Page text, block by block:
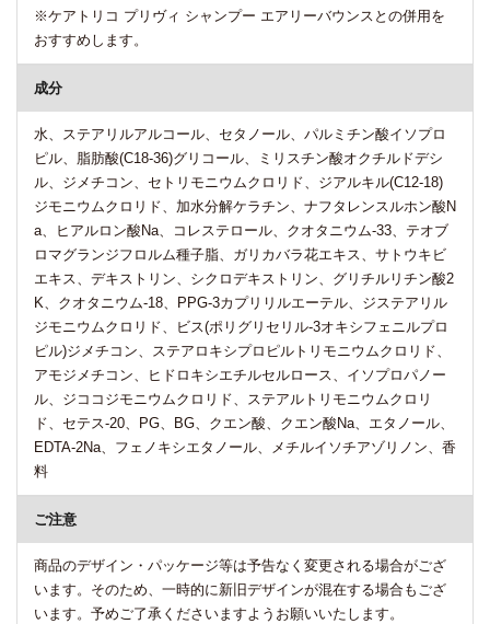
※ケアトリコ プリヴィ シャンプー エアリーバウンスとの併用を
おすすめします。
成分
水、ステアリルアルコール、セタノール、パルミチン酸イソプロ
ピル、脂肪酸(C18-36)グリコール、ミリスチン酸オクチルドデシ
ル、ジメチコン、セトリモニウムクロリド、ジアルキル(C12-18)
ジモニウムクロリド、加水分解ケラチン、ナフタレンスルホン酸N
a、ヒアルロン酸Na、コレステロール、クオタニウム-33、テオブ
ロマグランジフロルム種子脂、ガリカバラ花エキス、サトウキビ
エキス、デキストリン、シクロデキストリン、グリチルリチン酸2
K、クオタニウム-18、PPG-3カプリリルエーテル、ジステアリル
ジモニウムクロリド、ビス(ポリグリセリル-3オキシフェニルプロ
ピル)ジメチコン、ステアロキシプロピルトリモニウムクロリド、
アモジメチコン、ヒドロキシエチルセルロース、イソプロパノー
ル、ジココジモニウムクロリド、ステアルトリモニウムクロリ
ド、セテス-20、PG、BG、クエン酸、クエン酸Na、エタノール、
EDTA-2Na、フェノキシエタノール、メチルイソチアゾリノン、香
料
ご注意
商品のデザイン・パッケージ等は予告なく変更される場合がござ
います。そのため、一時的に新旧デザインが混在する場合もござ
います。予めご了承くださいますようお願いいたします。